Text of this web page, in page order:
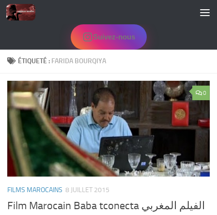
Skip to content
Suivez-nous
ÉTIQUETÉ : FARIDA BOURQIYA
0
FILMS MAROCAINS 8 JUILLET 2015
Film Marocain Baba tconecta الفيلم المغربي